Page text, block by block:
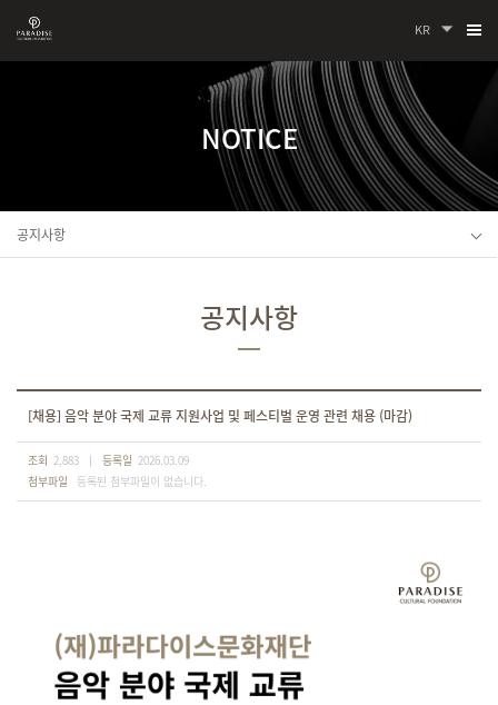
KR
NOTICE
공지사항
공지사항
[채용] 음악 분야 국제 교류 지원사업 및 페스티벌 운영 관련 채용 (마감)
첨부파일 등록된 첨부파일이 없습니다.
조회 2,883 등록일 2026.03.09